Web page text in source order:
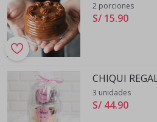
2 porciones
S/ 15.90
CHIQUI
3 unidades
S/ 44.90